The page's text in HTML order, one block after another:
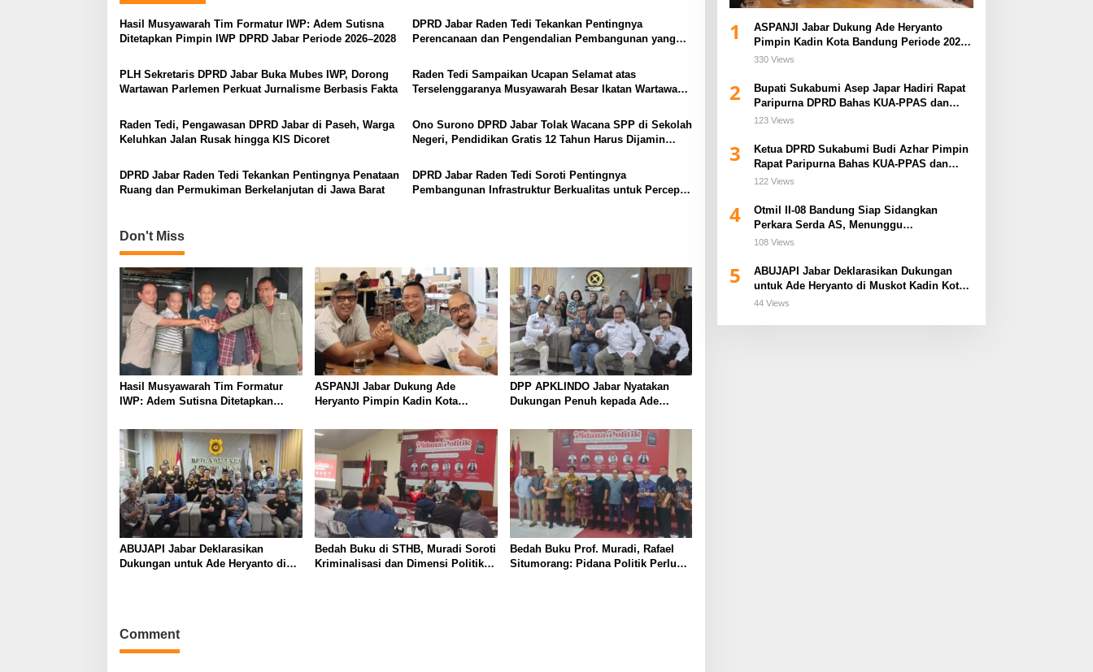
Hasil Musyawarah Tim Formatur IWP: Adem Sutisna
Ditetapkan Pimpin IWP DPRD Jabar Periode 2026–2028
DPRD Jabar Raden Tedi Tekankan Pentingnya
Perencanaan dan Pengendalian Pembangunan yang
PLH Sekretaris DPRD Jabar Buka Mubes IWP, Dorong
Wartawan Parlemen Perkuat Jurnalisme Berbasis Fakta
Raden Tedi Sampaikan Ucapan Selamat atas
Terselenggaranya Musyawarah Besar Ikatan Wartawan
Raden Tedi, Pengawasan DPRD Jabar di Paseh, Warga
Keluhkan Jalan Rusak hingga KIS Dicoret
Ono Surono DPRD Jabar Tolak Wacana SPP di Sekolah
Negeri, Pendidikan Gratis 12 Tahun Harus Dijamin
DPRD Jabar Raden Tedi Tekankan Pentingnya Penataan
Ruang dan Permukiman Berkelanjutan di Jawa Barat
DPRD Jabar Raden Tedi Soroti Pentingnya
Pembangunan Infrastruktur Berkualitas untuk Percepat
Don't Miss
Hasil Musyawarah Tim Formatur
IWP: Adem Sutisna Ditetapkan
2026–2028
ASPANJI Jabar Dukung Ade
Heryanto Pimpin Kadin Kota
DPP APKLINDO Jabar Nyatakan
Dukungan Penuh kepada Ade
Bandung
ABUJAPI Jabar Deklarasikan
Dukungan untuk Ade Heryanto di
Bedah Buku di STHB, Muradi Soroti
Kriminalisasi dan Dimensi Politik
Bedah Buku Prof. Muradi, Rafael
Situmorang: Pidana Politik Perlu
Comment
1
ASPANJI Jabar Dukung Ade Heryanto
Pimpin Kadin Kota Bandung Periode 2026–
2031
330 Views
2
Bupati Sukabumi Asep Japar Hadiri Rapat
Paripurna DPRD Bahas KUA-PPAS dan
Raperda Disabilitas
123 Views
3
Ketua DPRD Sukabumi Budi Azhar Pimpin
Rapat Paripurna Bahas KUA-PPAS dan
Raperda Tirta Jaya
122 Views
4
Otmil II-08 Bandung Siap Sidangkan
Perkara Serda AS, Menunggu
Rekomendasi Korem Sunan Gunung Jati
108 Views
5
ABUJAPI Jabar Deklarasikan Dukungan
untuk Ade Heryanto di Muskot Kadin Kota
Bandung
44 Views